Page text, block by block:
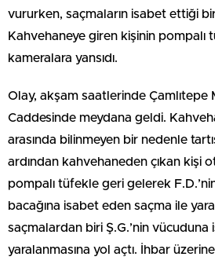
vururken, saçmaların isabet ettiği
Kahvehaneye giren kişinin pompalı
kameralara yansıdı.
Olay, akşam saatlerinde Çamlıtepe
Caddesinde meydana geldi.
arasında bilinmeyen bir nedenle
ardından kahvehaneden çıkan kişi
pompalı tüfekle geri gelerek
bacağına isabet eden saçma ile
saçmalardan biri Ş.G.’nin
yaralanmasına yol açtı. İhbar